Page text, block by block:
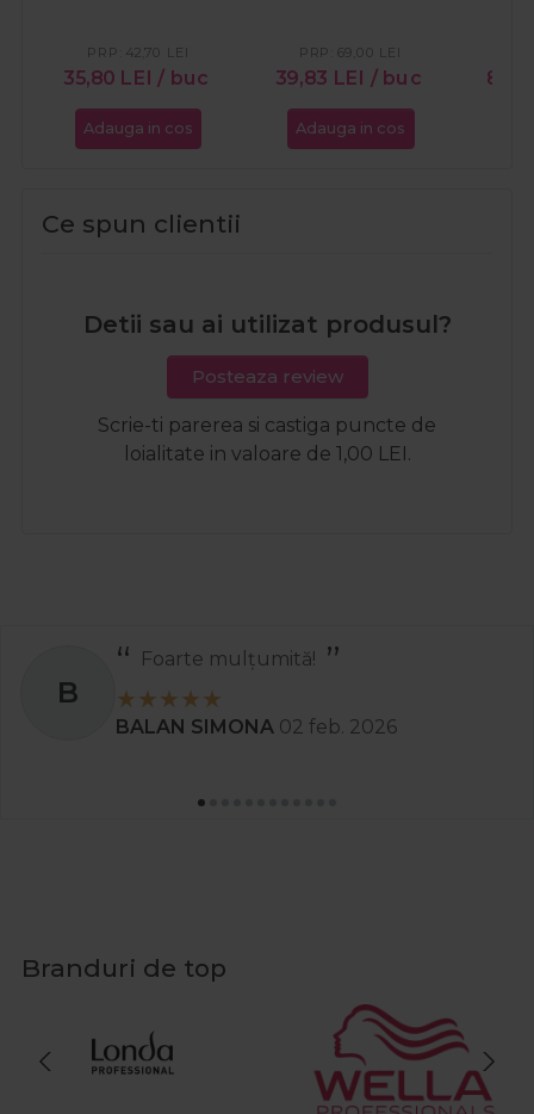
35,80 LEI / buc
PRP: 42,70 LEI
Adauga in cos
39,83 LEI / buc
PRP: 69,00 LEI
Adauga in cos
Ce spun clientii
Detii sau ai utilizat produsul?
Posteaza review
Scrie-ti parerea si castiga puncte de
loialitate in valoare de 1,00 LEI.
S
Recomand
Stanciu Aura Andreea 02 apr. 2025
Branduri de top